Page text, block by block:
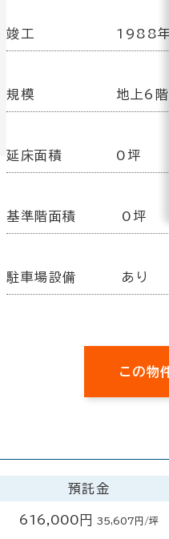
竣工 1988
規模 地上6階
延床面積 0坪
基準階面積 0坪
駐車場設備 あり
この物
預託金
616,000円 35,607円/坪